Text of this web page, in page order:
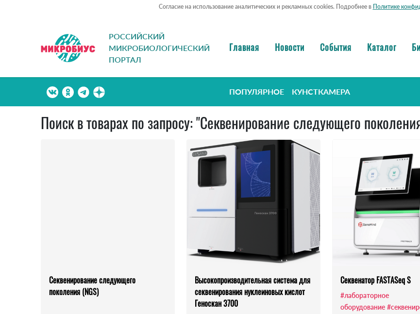
Согласие на использование аналитических и рекламных cookies. Подробнее в Политике
РОССИЙСКИЙ
МИКРОБИОЛОГИЧЕСКИЙ
ПОРТАЛ
Главная Новости События Каталог
ПОПУЛЯРНОЕ КУНСТКАМЕРА
Поиск в товарах по запросу: "Секвенирование следующего
Секвенирование следующего
поколения (NGS)
Высокопроизводительная система для
секвенирования нуклеиновых кислот
Геноскан 3700
Секвенатор FASTASeq S
#лабораторное
оборудование